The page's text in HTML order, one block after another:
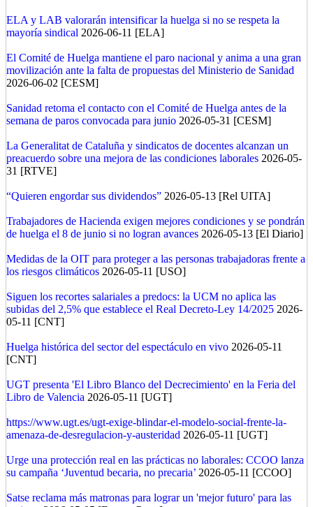
ELA y LAB valorarán intensificar la huelga si no se respeta la
mayoría sindical 2026-06-11 [ELA]
El Comité de Huelga mantiene el paro nacional y anima a una gran
movilización ante la falta de propuestas del Ministerio de Sanidad
2026-06-02 [CESM]
Sanidad retoma el contacto con el Comité de Huelga antes de la
semana de paros convocada para junio 2026-05-31 [CESM]
La Generalitat de Cataluña y sindicatos de docentes alcanzan un
preacuerdo sobre una mejora de las condiciones laborales 2026-05-
31 [RTVE]
“Quieren engordar sus dividendos” 2026-05-13 [Rel UITA]
Trabajadores de Hacienda exigen mejores condiciones y se pondrán
de huelga el 8 de junio si no logran avances 2026-05-13 [El Diario]
Medidas de la OIT para proteger a las personas trabajadoras frente a
los riesgos climáticos 2026-05-11 [USO]
Siguen los recortes salariales a predocs: la UCM no aplica las
subidas del 2,5% que establece el Real Decreto-Ley 14/2025 2026-
05-11 [CNT]
Huelga histórica del sector del espectáculo en vivo 2026-05-11
[CNT]
UGT presenta 'El Libro Blanco del Decrecimiento' en la Feria del
Libro de Valencia 2026-05-11 [UGT]
https://www.ugt.es/ugt-exige-blindar-el-modelo-social-frente-la-
amenaza-de-desregulacion-y-austeridad 2026-05-11 [UGT]
Urge una protección real en las prácticas no laborales: CCOO lanza
su campaña ‘Juventud becaria, no precaria’ 2026-05-11 [CCOO]
Satse reclama más matronas para lograr un 'mejor futuro' para las